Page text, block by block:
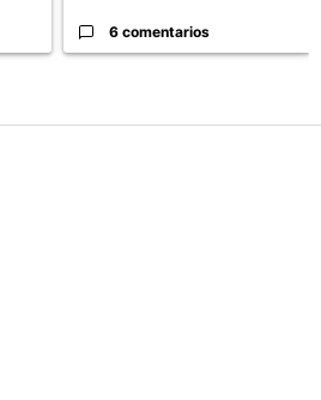
6 comentarios